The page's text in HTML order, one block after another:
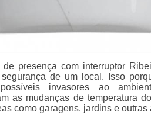
presença com interruptor
de um local. Isso
invasores ao
as mudanças de temperatura
como garagens. jardins e outras